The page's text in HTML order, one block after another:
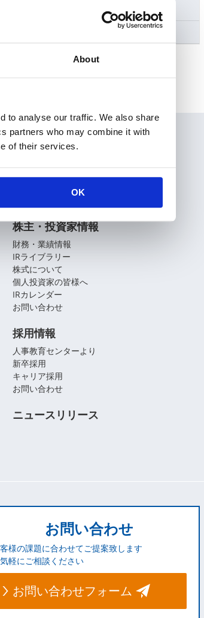
About
to analyse our traffic. We also share
partners who may combine it with
of their services.
OK
企業情報
役員紹介
株主・投資家情報
財務・業績情報
IRライブラリー
株式について
個人投資家の皆様へ
IRカレンダー
お問い合わせ
採用情報
人事教育センターより
新卒採用
キャリア採用
お問い合わせ
ニュースリリース
お問い合わせ
様の課題に合わせてご提案致します
軽にご相談ください
お問い合わせフォーム